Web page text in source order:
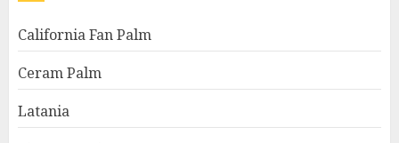
California Fan Palm
Ceram Palm
Latania